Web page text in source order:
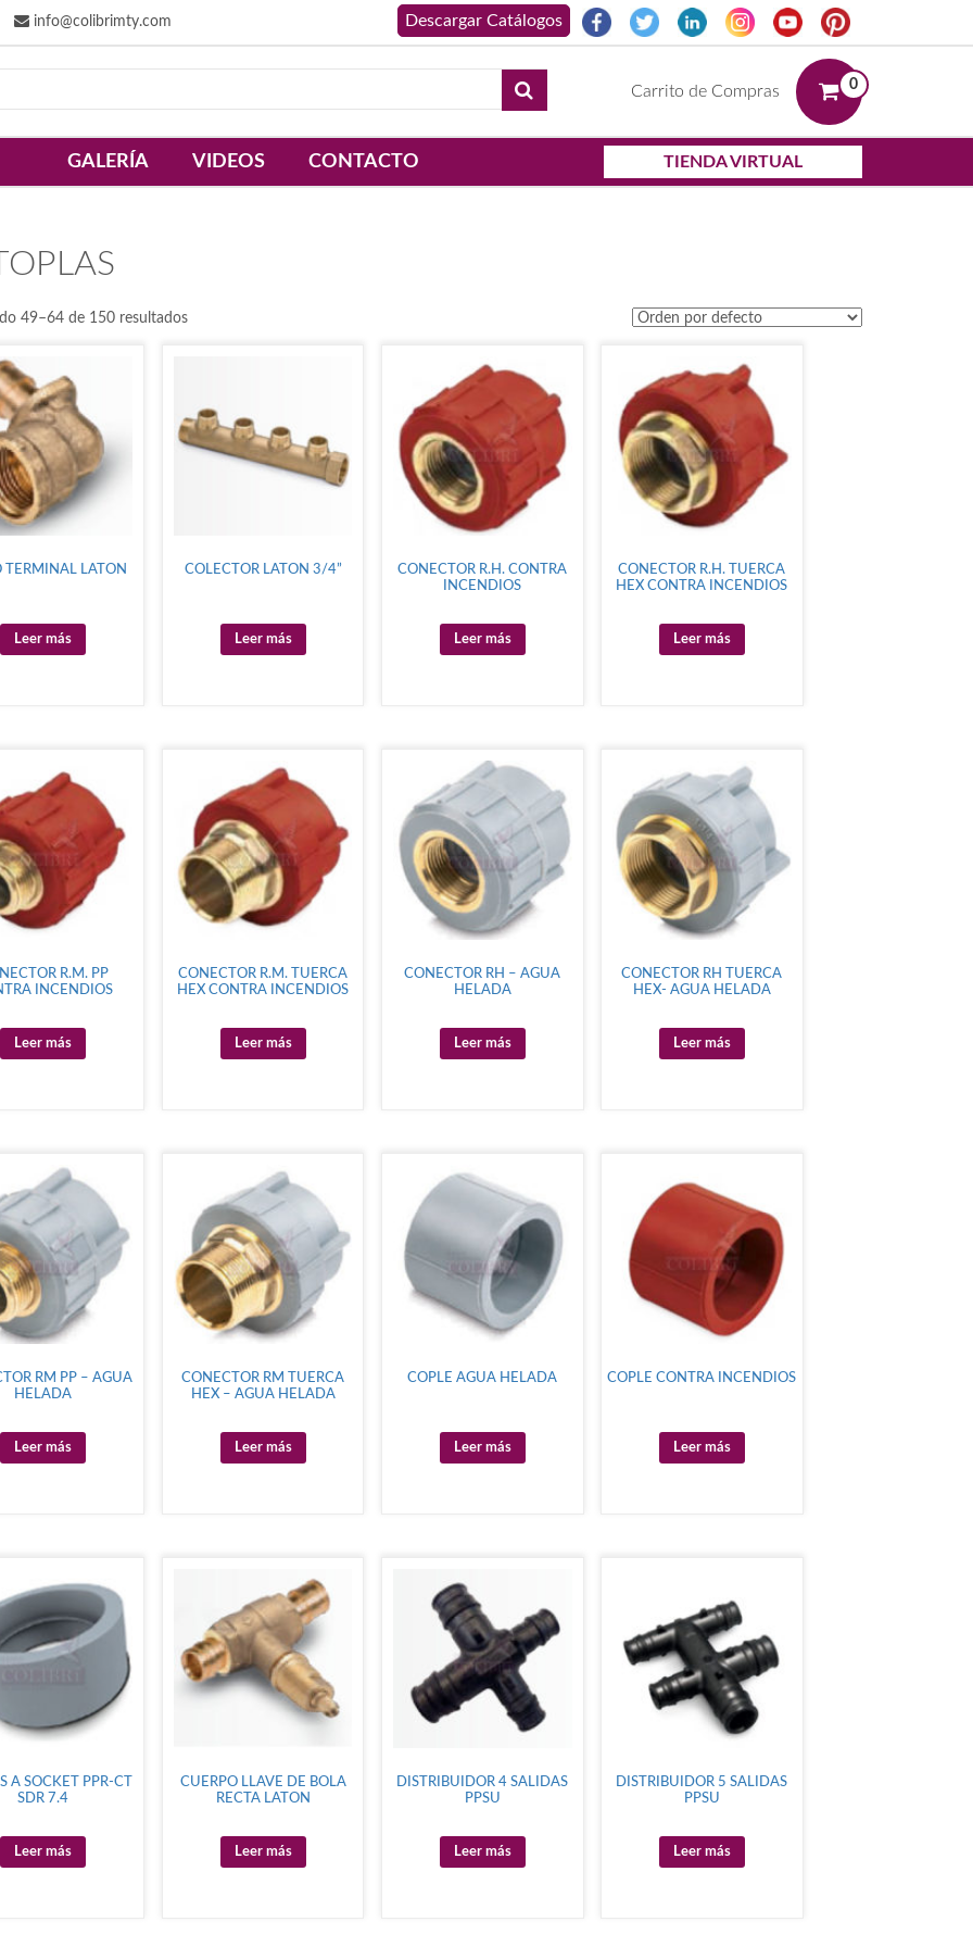
info@colibrimty.com
Carrito de Compras 0
GALERÍA VIDEOS CONTACTO TIENDA VIRTUAL
49–64 de 150 resultados
TERMINAL LATON
Leer más
COLECTOR LATON 3/4”
Leer más
CONECTOR R.H. CONTRA
INCENDIOS
Leer más
CONECTOR R.H. TUERCA
HEX CONTRA INCENDIOS
Leer más
R.M. PP
INCENDIOS
Leer más
CONECTOR R.M. TUERCA
HEX CONTRA INCENDIOS
Leer más
CONECTOR RH – AGUA
HELADA
Leer más
CONECTOR RH TUERCA
HEX- AGUA HELADA
Leer más
RM PP – AGUA
HELADA
Leer más
CONECTOR RM TUERCA
HEX – AGUA HELADA
Leer más
COPLE AGUA HELADA
Leer más
COPLE CONTRA INCENDIOS
Leer más
A SOCKET PPR-CT
SDR 7.4
Leer más
CUERPO LLAVE DE BOLA
RECTA LATON
Leer más
DISTRIBUIDOR 4 SALIDAS
PPSU
Leer más
DISTRIBUIDOR 5 SALIDAS
PPSU
Leer más